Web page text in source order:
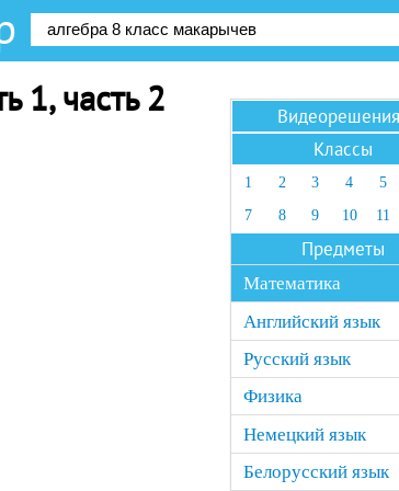
1, часть 2
Видеорешения
Классы
1 2 3 4 5
7 8 9 10 11
Предметы
Математика
Английский язык
Русский язык
Физика
Немецкий язык
Белорусский язык